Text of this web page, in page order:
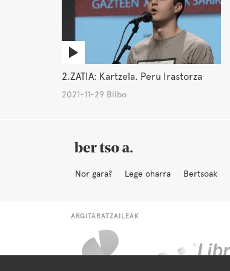
2.ZATIA: Kartzela. Peru Irastorza
2021-11-29 Bilbo
Nor gara? Lege oharra Bertsoak
ARGITARATZAILEAK